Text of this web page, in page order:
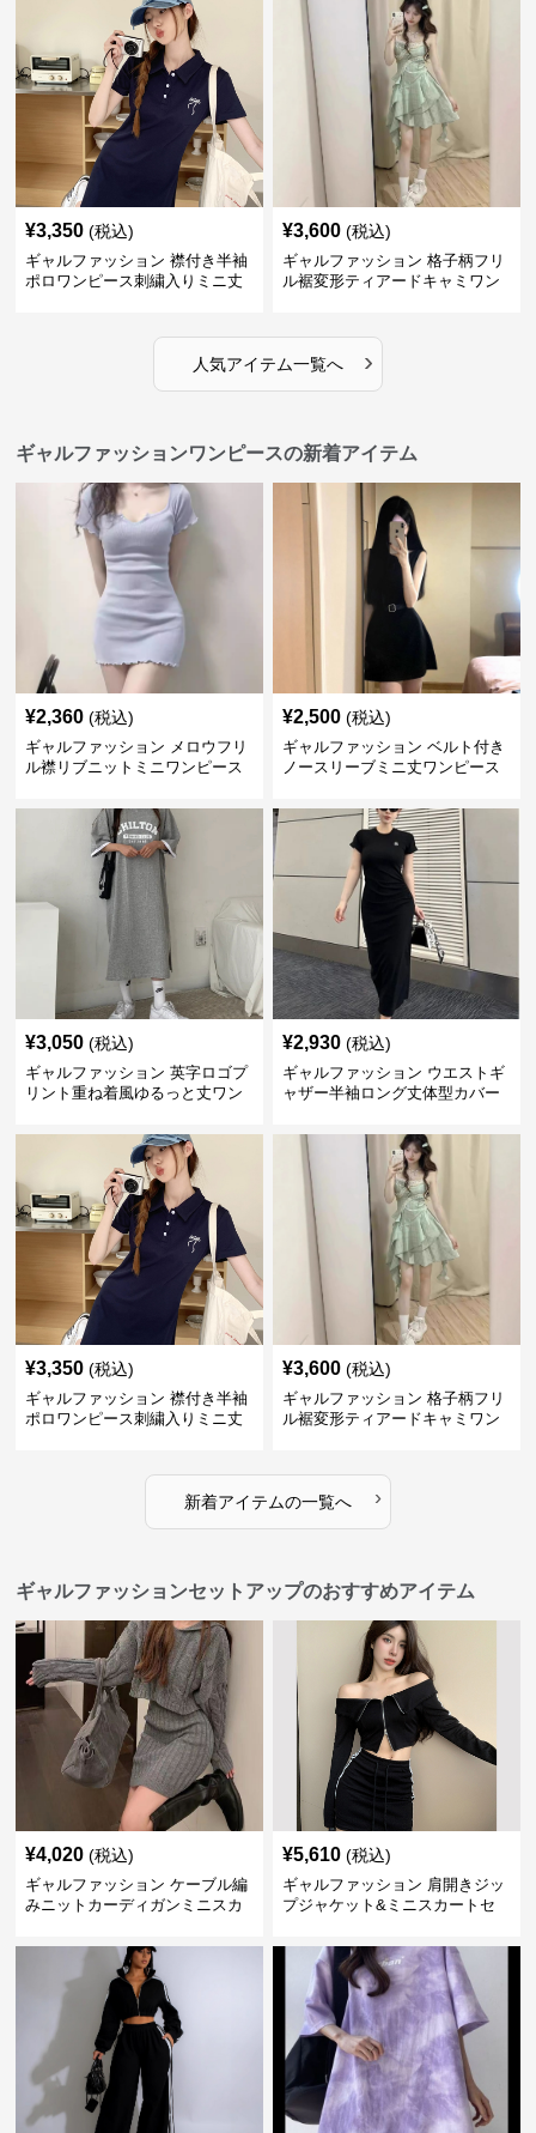
¥3,350 (税込)
ギャルファッション 襟付き半袖
ポロワンピース刺繍入りミニ丈
¥3,600 (税込)
ギャルファッション 格子柄フリ
ル裾変形ティアードキャミワン
人気アイテム一覧へ ›
ギャルファッションワンピースの新着アイテム
¥2,360 (税込)
ギャルファッション メロウフリ
ル襟リブニットミニワンピース
¥2,500 (税込)
ギャルファッション ベルト付き
ノースリーブミニ丈ワンピース
¥3,050 (税込)
ギャルファッション 英字ロゴプ
リント重ね着風ゆるっと丈ワン
¥2,930 (税込)
ギャルファッション ウエストギ
ャザー半袖ロング丈体型カバー
¥3,350 (税込)
ギャルファッション 襟付き半袖
ポロワンピース刺繍入りミニ丈
¥3,600 (税込)
ギャルファッション 格子柄フリ
ル裾変形ティアードキャミワン
新着アイテムの一覧へ ›
ギャルファッションセットアップのおすすめアイテム
¥4,020 (税込)
ギャルファッション ケーブル編
みニットカーディガンミニスカ
¥5,610 (税込)
ギャルファッション 肩開きジッ
プジャケット&ミニスカートセ